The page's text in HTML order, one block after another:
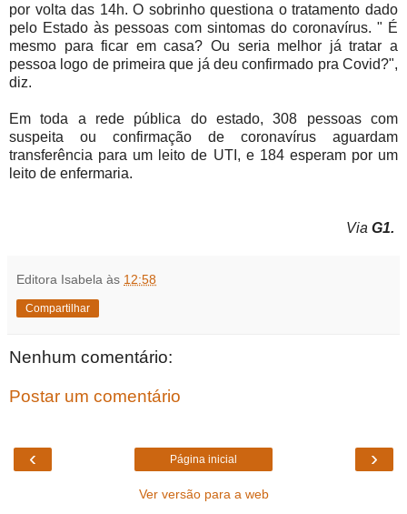
por volta das 14h. O sobrinho questiona o tratamento dado
pelo Estado às pessoas com sintomas do coronavírus. " É
mesmo para ficar em casa? Ou seria melhor já tratar a
pessoa logo de primeira que já deu confirmado pra Covid?",
diz.
Em toda a rede pública do estado, 308 pessoas com
suspeita ou confirmação de coronavírus aguardam
transferência para um leito de UTI, e 184 esperam por um
leito de enfermaria.
Via G1.
Editora Isabela às 12:58
Compartilhar
Nenhum comentário:
Postar um comentário
‹ ›
Página inicial
Ver versão para a web